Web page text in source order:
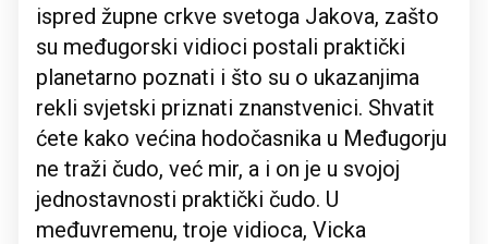
ispred župne crkve svetoga Jakova, zašto
su međugorski vidioci postali praktički
planetarno poznati i što su o ukazanjima
rekli svjetski priznati znanstvenici. Shvatit
ćete kako većina hodočasnika u Međugorju
ne traži čudo, već mir, a i on je u svojoj
jednostavnosti praktički čudo. U
međuvremenu, troje vidioca, Vicka